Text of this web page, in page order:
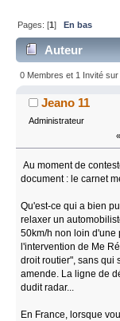
Pages: [1]En bas
Auteur
par un radar
0 Membres et 1 Invité
Jeano 11
Administrateur
«
Au moment de
document : le carnet
Qu'est-ce qui a bien
relaxer un
50km/h non loin d'une
l'intervention de Me
droit routier", sans qui
amende. La ligne de
dudit radar...
En France, lorsque